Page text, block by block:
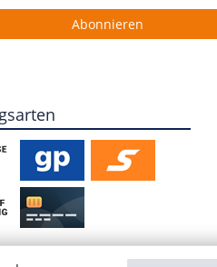
Abonnieren